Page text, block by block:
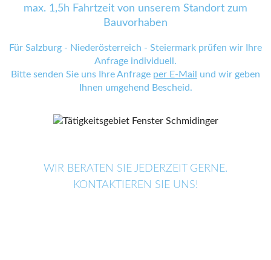
max. 1,5h Fahrtzeit von unserem Standort zum
Bauvorhaben
Für Salzburg - Niederösterreich - Steiermark prüfen wir Ihre
Anfrage individuell.
Bitte senden Sie uns Ihre Anfrage per E-Mail
und wir geben
Ihnen umgehend Bescheid.
WIR BERATEN SIE JEDERZEIT GERNE.
KONTAKTIEREN SIE UNS!